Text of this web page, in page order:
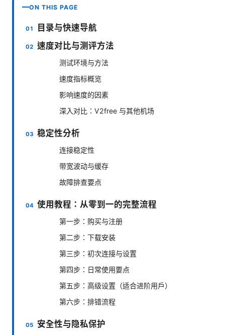
ON THIS PAGE
目录与快速导航
速度对比与测评方法
测试环境与方法
速度指标概览
影响速度的因素
深入对比：V2free 与其他机场
稳定性分析
连接稳定性
带宽波动与缓存
故障排查要点
使用教程：从零到一的完整流程
第一步：购买与注册
第二步：下载安装
第三步：初次连接与设置
第四步：日常使用要点
第五步：高级设置（适合进阶用户）
第六步：排错流程
安全性与隐私保护